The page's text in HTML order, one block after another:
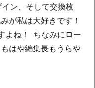
ン、そして交換枚
が私は大好きです！
よね！ ちなみにロー
はや編集長もうらや